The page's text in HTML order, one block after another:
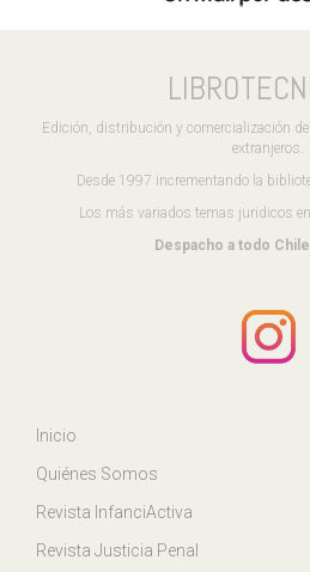
Edición, distribución y comercialización
extranjeros.
Desde 1997 incrementando la
Los más variados temas juridicos
Despacho a todo
Inicio
Quiénes Somos
Revista InfanciActiva
Revista Justicia Penal